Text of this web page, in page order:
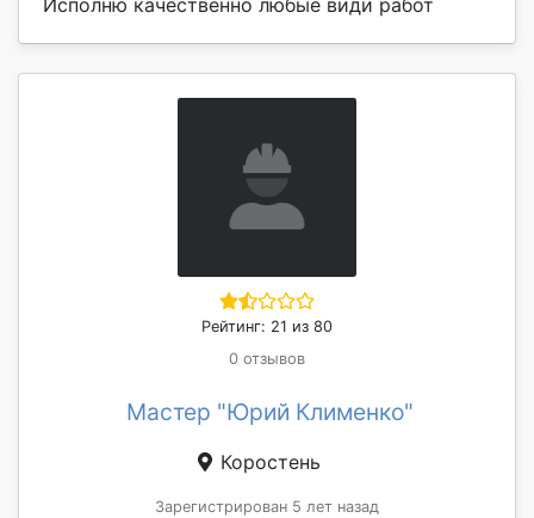
Рейтинг: 21 из 80
0 отзывов
Мастер "Юрий Клименко"
Коростень
Зарегистрирован 5 лет назад